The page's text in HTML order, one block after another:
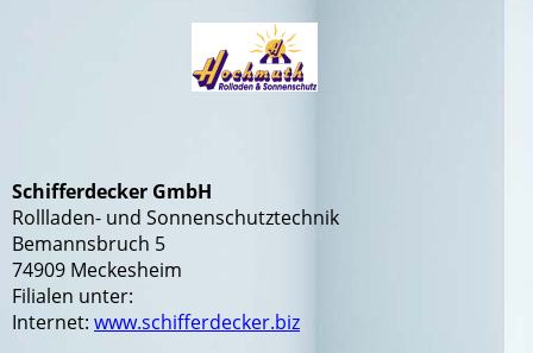
Schifferdecker GmbH
Rollladen- und Sonnenschutztechnik
Bemannsbruch 5
74909 Meckesheim
Filialen unter:
Internet: www.schifferdecker.biz